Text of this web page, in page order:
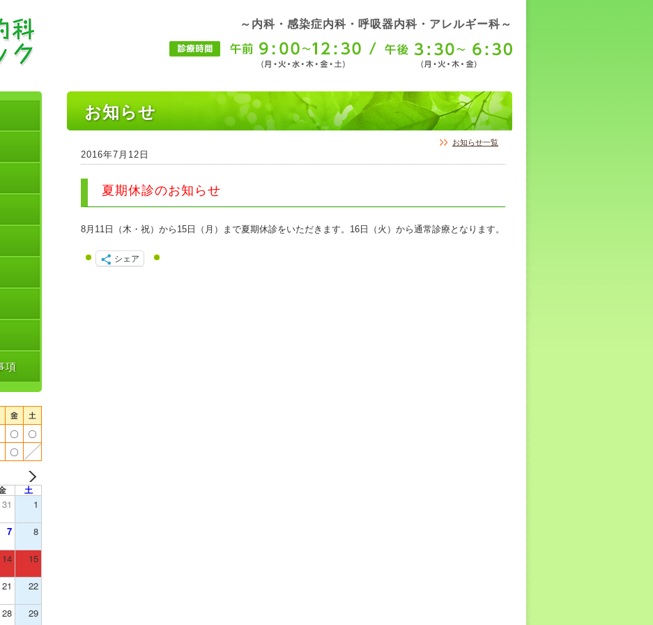
～内科・感染症内科・呼吸器内科・アレルギー科～
お知らせ
お知らせ一覧
2016年7月12日
夏期休診のお知らせ
8月11日（木・祝）から15日（月）まで夏期休診をいただきます。16日（火）から通常診療となります。
シェア
項
土
31 1
7 8
14 15
21 22
28 29